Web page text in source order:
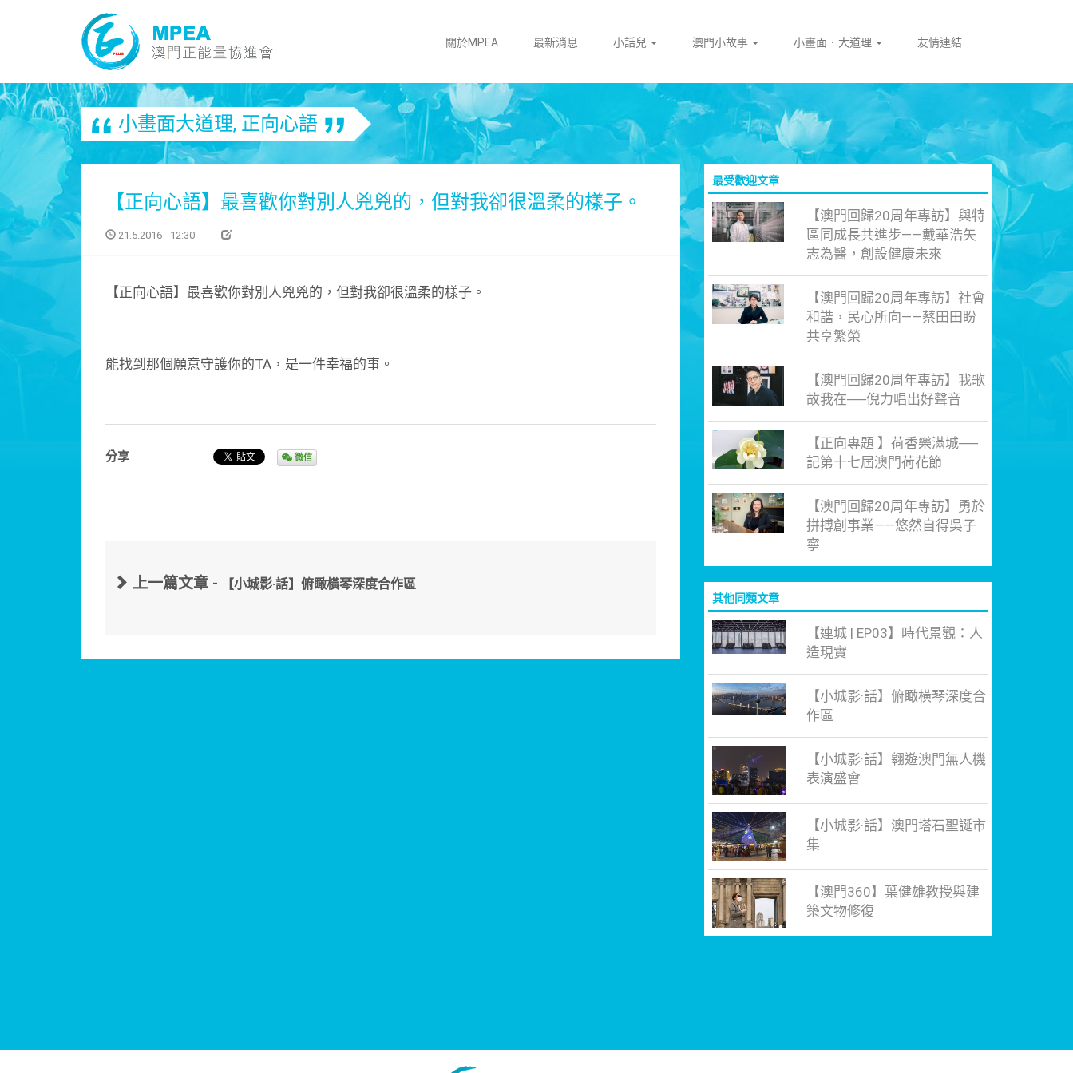
關於MPEA 最新消息 小話兒 澳門小故事 小畫面．大道理 友情連結
小畫面大道理, 正向心語
【正向心語】最喜歡你對別人兇兇的，但對我卻很溫柔的樣子。
21.5.2016 - 12:30
【正向心語】最喜歡你對別人兇兇的，但對我卻很溫柔的樣子。
能找到那個願意守護你的TA，是一件幸福的事。
分享 微信
上一篇文章 - 【小城影·話】俯瞰橫琴深度合作區
最受歡迎文章
【澳門回歸20周年專訪】與特
區同成長共進步——戴華浩矢
志為醫，創設健康未來
【澳門回歸20周年專訪】社會
和諧，民心所向——蔡田田盼
共享繁榮
【澳門回歸20周年專訪】我歌
故我在──倪力唱出好聲音
【正向專題 】荷香樂滿城──
記第十七屆澳門荷花節
【澳門回歸20周年專訪】勇於
拼搏創事業——悠然自得吳子
寧
其他同類文章
【連城 | EP03】時代景觀：人
造現實
【小城影·話】俯瞰橫琴深度合
作區
【小城影·話】翱遊澳門無人機
表演盛會
【小城影·話】澳門塔石聖誕市
集
【澳門360】葉健雄教授與建
築文物修復